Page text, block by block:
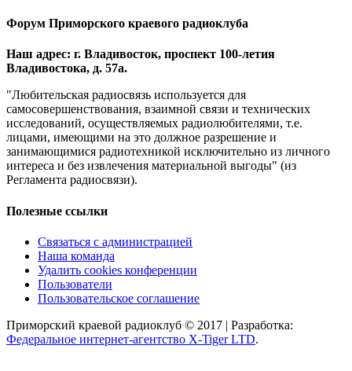
Форум Приморского краевого радиоклуба
Наш адрес: г. Владивосток, проспект 100-летия
Владивостока, д. 57а.
"Любительская радиосвязь используется для
самосовершенствования, взаимной связи и технических
исследований, осуществляемых радиолюбителями, т.е.
лицами, имеющими на это должное разрешение и
занимающимися радиотехникой исключительно из личного
интереса и без извлечения материальной выгоды" (из
Регламента радиосвязи).
Полезные ссылки
Связаться с администрацией
Наша команда
Удалить cookies конференции
Пользователи
Пользовательское соглашение
Приморский краевой радиоклуб © 2017 | Разработка:
Федеральное интернет-агентство X-Tiger LTD.